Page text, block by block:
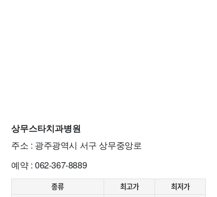
상무스타치과병원
주소 : 광주광역시 서구 상무중앙로
예약 : 062-367-8889
종류 최고가
최저가